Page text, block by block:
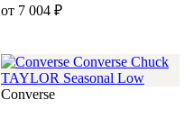
от 7 004 ₽
Converse